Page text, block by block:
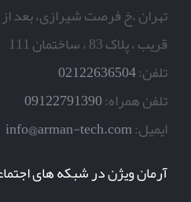
تهران ،خ فرصت شیرازی، بعد از
قریب ، پلاک 83 ، ساختمان 111
تلفن:02122636504
تلفن همراه:09122791390
ایمیل:info@arman-tech.com
آرمان ویژن در شبکه های